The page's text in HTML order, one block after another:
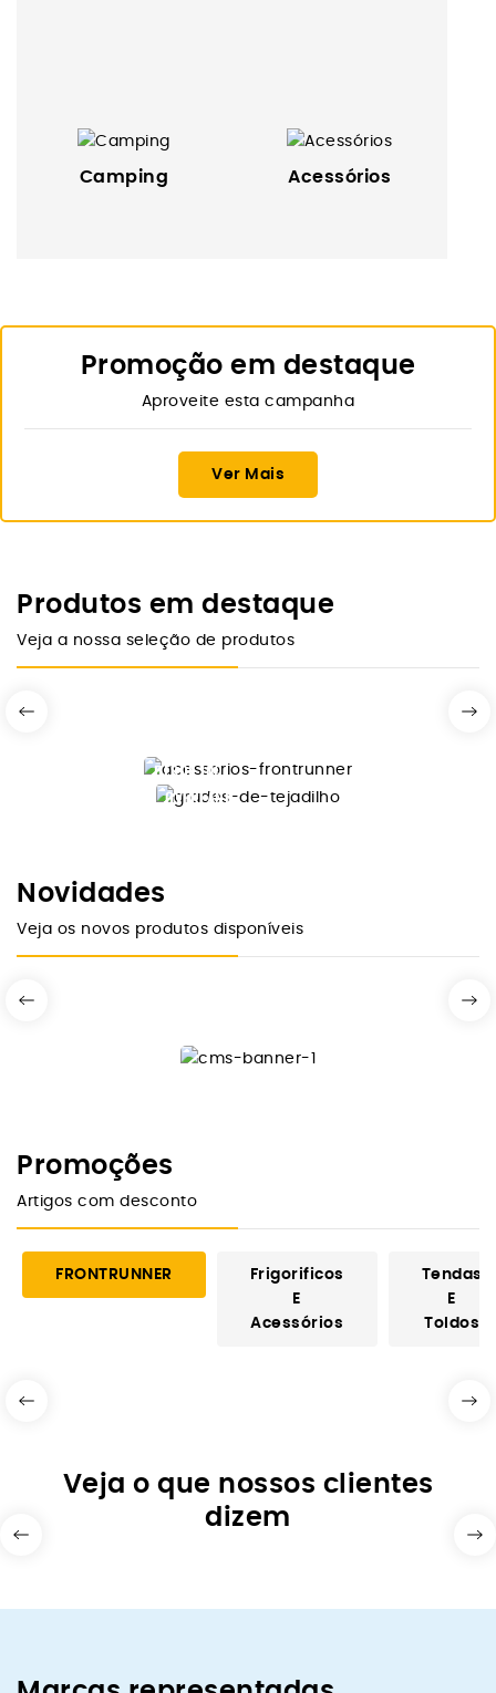
Camping Acessórios
Promoção em destaque
Aproveite esta campanha
Ver Mais
Produtos em destaque
Veja a nossa seleção de produtos
DESDE 10€
FRONTRUNNER
OVERLAND
Novidades
Veja os novos produtos disponíveis
Promoções
Artigos com desconto
FRONTRUNNER
Frigorificos
E
Acessórios
Tendas
E
Toldos
Veja o que nossos clientes
dizem